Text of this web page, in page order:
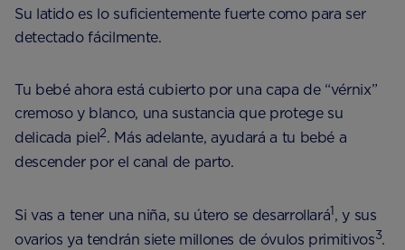
Su latido es lo suficientemente fuerte como para ser
detectado fácilmente.
Tu bebé ahora está cubierto por una capa de “vérnix”
cremoso y blanco, una sustancia que protege su
delicada piel2. Más adelante, ayudará a tu bebé a
descender por el canal de parto.
Si vas a tener una niña, su útero se desarrollará1, y sus
ovarios ya tendrán siete millones de óvulos primitivos3.